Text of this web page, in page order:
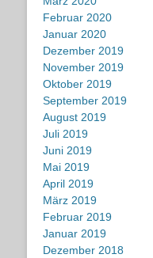
Februar 2020
Januar 2020
Dezember 2019
November 2019
Oktober 2019
September 2019
August 2019
Juli 2019
Juni 2019
Mai 2019
April 2019
März 2019
Februar 2019
Januar 2019
Dezember 2018